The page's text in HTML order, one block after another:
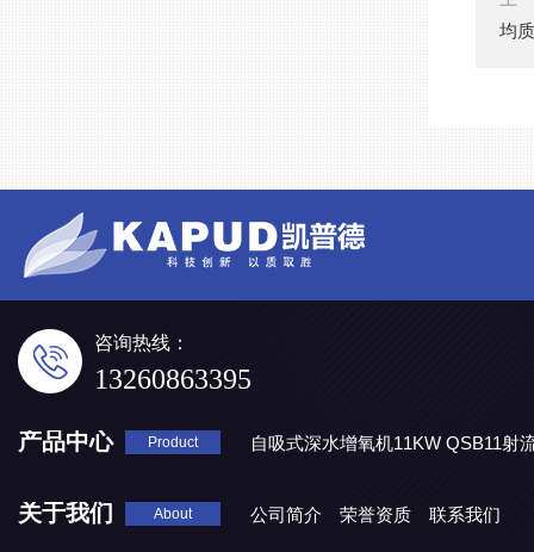
均
咨询热线：
13260863395
产品中心 Product
自吸式深水增氧机11KW QSB11射
关于我们 About 公司简介 荣誉资质 联系我们